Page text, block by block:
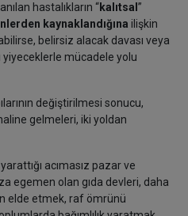
hastalıkların “kalıtsal ”
kaynaklandığına ilişkin
belirsiz alacak davası veya
yiyeceklerle mücadele yolu
değiştirilmesi sonucu,
gelmeleri, iki yoldan
acımasız pazar ve
egemen olan gıda devleri, daha
elde etmek, raf ömrünü